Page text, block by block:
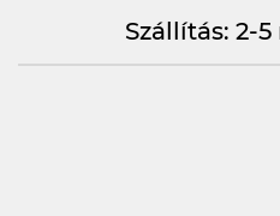
Szállítás: 2-